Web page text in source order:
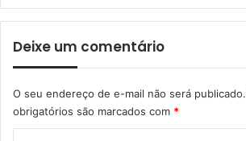
Deixe um comentário
O seu endereço de e-mail não será publicado.
obrigatórios são marcados com *